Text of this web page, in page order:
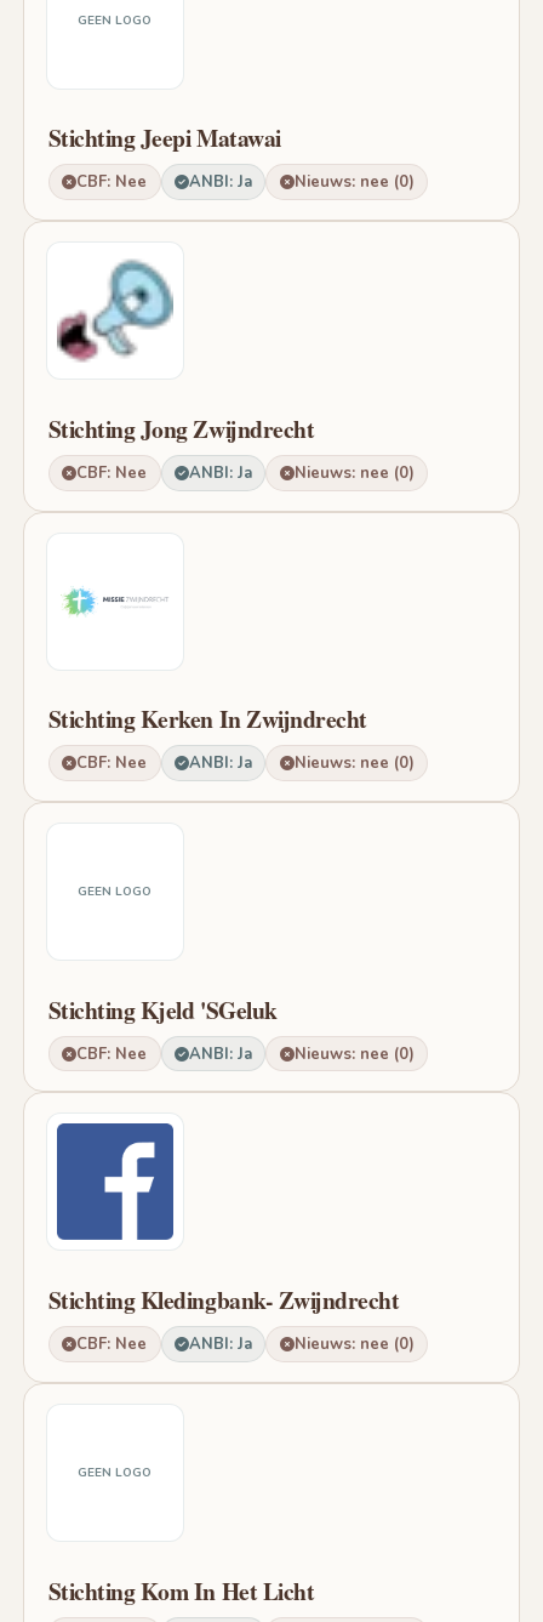
GEEN LOGO
Stichting Jeepi Matawai
CBF: Nee ANBI: Ja Nieuws: nee (0)
Stichting Jong Zwijndrecht
CBF: Nee ANBI: Ja Nieuws: nee (0)
Stichting Kerken In Zwijndrecht
CBF: Nee ANBI: Ja Nieuws: nee (0)
GEEN LOGO
Stichting Kjeld 'SGeluk
CBF: Nee ANBI: Ja Nieuws: nee (0)
Stichting Kledingbank- Zwijndrecht
CBF: Nee ANBI: Ja Nieuws: nee (0)
GEEN LOGO
Stichting Kom In Het Licht